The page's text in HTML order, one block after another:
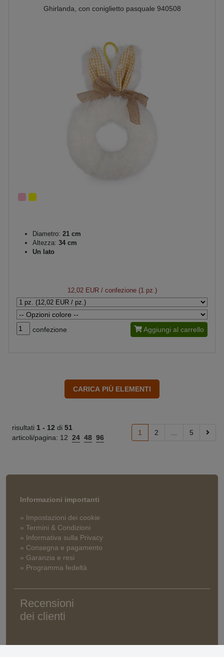
Ghirlanda, con coniglietto pasquale 940508
Diametro: 21 cm
Altezza: 34 cm
Un lato
12,02 EUR/ confezione (1 pz.)
confezione Aggiungi al carrello
risultati 1 - 12 di 51
articoli/pagina: 12 24 48 96
1 2 5
Informazioni importanti
» Impostazioni dei cookie
» Termini & Condizioni
» Informativa sulla Privacy
» Consegna e pagamento
» Garanzia e resi
» Programma fedeltà
Recensioni
dei clienti